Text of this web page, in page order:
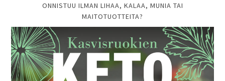
ONNISTUU ILMAN LIHAA, KALAA, MUNIA TAI
MAITOTUOTTEITA?